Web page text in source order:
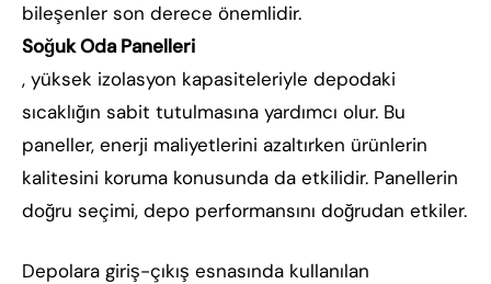
bileşenler son derece önemlidir.
Soğuk Oda Panelleri
, yüksek izolasyon kapasiteleriyle depodaki
sıcaklığın sabit tutulmasına yardımcı olur. Bu
paneller, enerji maliyetlerini azaltırken ürünlerin
kalitesini koruma konusunda da etkilidir. Panellerin
doğru seçimi, depo performansını doğrudan etkiler.
Depolara giriş-çıkış esnasında kullanılan